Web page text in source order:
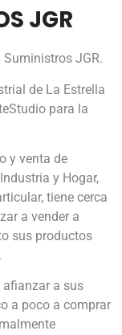
JGR
JGR.
de La Estrella
para la
y venta de
y Hogar,
tiene cerca
a vender a
sus productos
afianzar a sus
a poco a comprar